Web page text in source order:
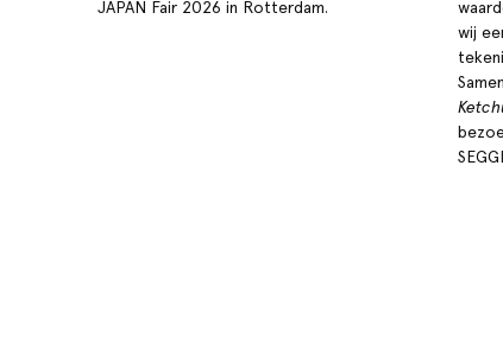
JAPAN Fair 2026 in Rotterdam.
wij